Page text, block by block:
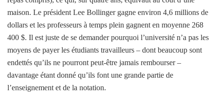
maison. Le président Lee Bollinger gagne environ 4,6 millions de
dollars et les professeurs à temps plein gagnent en moyenne 268
400 $. Il est juste de se demander pourquoi l’université n’a pas les
moyens de payer les étudiants travailleurs – dont beaucoup sont
endettés qu’ils ne pourront peut-être jamais rembourser –
davantage étant donné qu’ils font une grande partie de
l’enseignement et de la notation.